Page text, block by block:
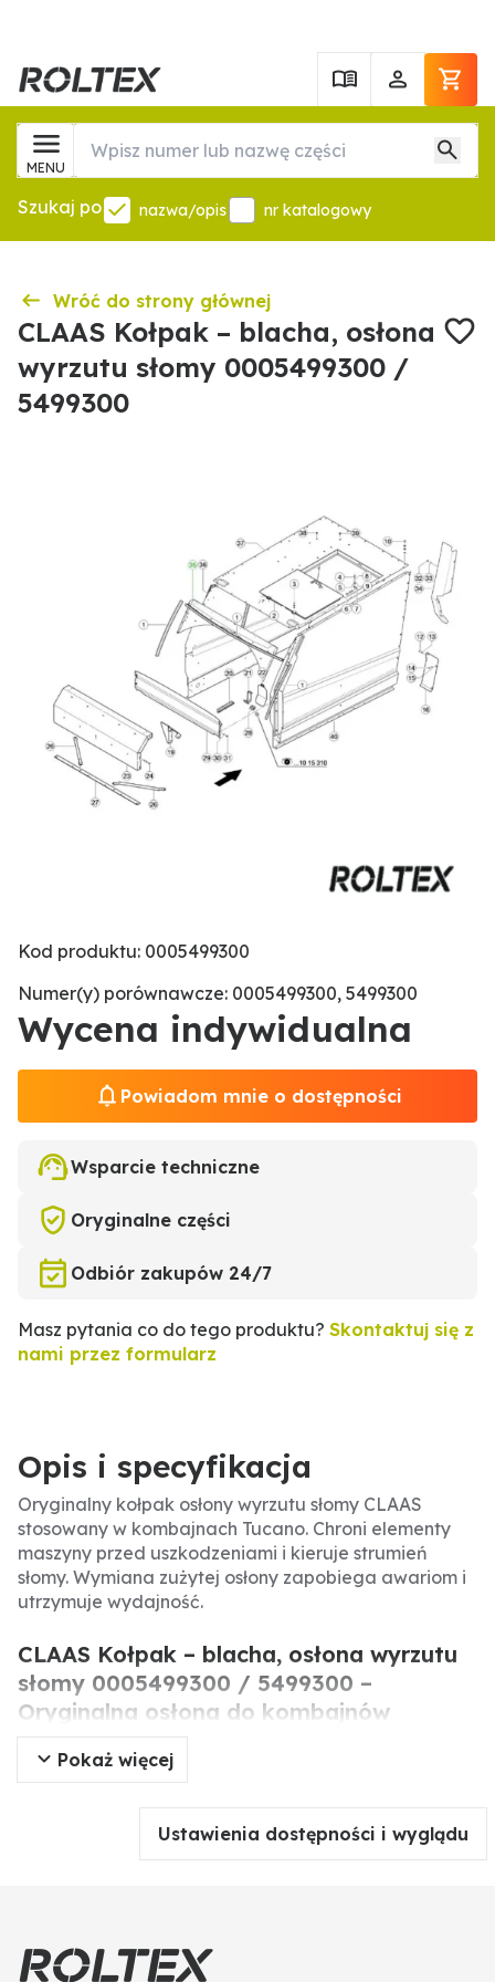
MENU
Szukaj po nazwa/opis nr katalogowy
Wróć do strony głównej
CLAAS Kołpak – blacha, osłona
wyrzutu słomy 0005499300 /
5499300
Kod produktu: 0005499300
Numer(y) porównawcze: 0005499300, 5499300
Wycena indywidualna
Powiadom mnie o dostępności
Wsparcie techniczne
Oryginalne części
Odbiór zakupów 24/7
Masz pytania co do tego produktu? Skontaktuj się z
nami przez formularz
Opis i specyfikacja
Oryginalny kołpak osłony wyrzutu słomy CLAAS
stosowany w kombajnach Tucano. Chroni elementy
maszyny przed uszkodzeniami i kieruje strumień
słomy. Wymiana zużytej osłony zapobiega awariom i
utrzymuje wydajność.
CLAAS Kołpak – blacha, osłona wyrzutu
słomy 0005499300 / 5499300 –
Oryginalna osłona do kombajnów
Tucano.
maszyny przed uszkodzeniami mechanicznymi oraz
kierująca strumień słomy. Stosowana w kombajnach
Specyfikacja produktu
Pokaż więcej
Ustawienia dostępności i wyglądu